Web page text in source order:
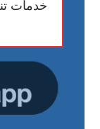
خدمات